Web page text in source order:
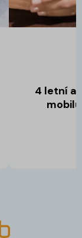
4 letní